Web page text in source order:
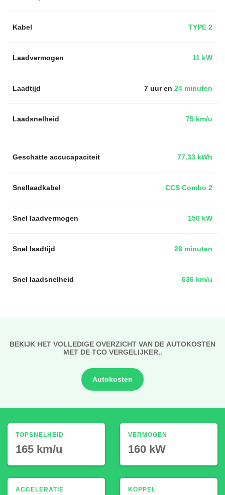
Kabel TYPE 2
Laadvermogen 11 kW
Laadtijd 7 uur en 24 minuten
Laadsnelheid 75 km/u
77.33 kWh
Geschatte accucapaciteit
Snellaadkabel CCS Combo 2
Snel laadvermogen 150 kW
Snel laadtijd 26 minuten
Snel laadsnelheid 636 km/u
BEKIJK HET VOLLEDIGE OVERZICHT VAN DE AUTOKOSTEN
MET DE TCO VERGELIJKER..
Autokosten
TOPSNELHEID
165 km/u
ACCELERATIE
VERMOGEN
160 kW
KOPPEL